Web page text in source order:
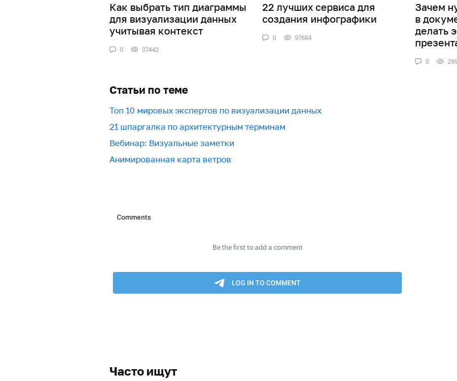
Как выбрать тип диаграммы
для визуализации данных
учитывая контекст
0 37442
22 лучших сервиса для
создания инфографики
0 97684
Зачем
в
делать
0
Статьи по теме
Топ 10 мировых экспертов по визуализации данных
21 шпаргалка по архитектурным терминам
Вебинар: Визуальные заметки
Анимированная карта ветров
Часто ищут